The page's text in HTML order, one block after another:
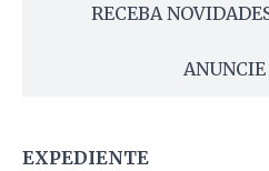
RECEBA
EXPEDIENTE